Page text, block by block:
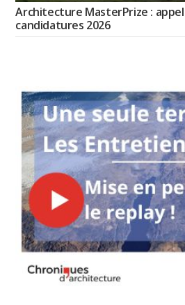
Architecture MasterPrize :
candidatures 2026